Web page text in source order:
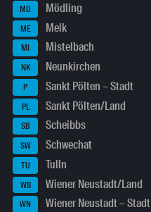
MD Mödling
ME Melk
MI Mistelbach
NK Neunkirchen
P Sankt Pölten – Stadt
PL Sankt Pölten/Land
SB Scheibbs
SW Schwechat
TU Tulln
WB Wiener Neustadt/Land
WN Wiener Neustadt – Stadt